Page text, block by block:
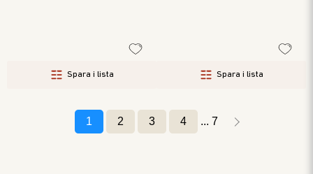
Spara i lista Spara i lista
1 2 3 4 7